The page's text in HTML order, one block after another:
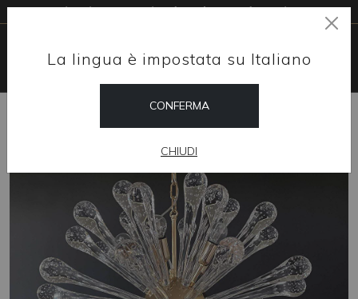
La lingua è impostata su Italiano
CONFERMA
CHIUDI
Livraison gratuite dans le monde entier